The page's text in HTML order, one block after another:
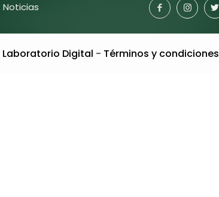
Noticias
Laboratorio Digital - Términos y condiciones